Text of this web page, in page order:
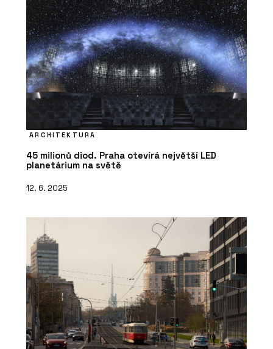
ARCHITEKTURA
45 milionů diod. Praha otevírá největší LED
planetárium na světě
12. 6. 2025